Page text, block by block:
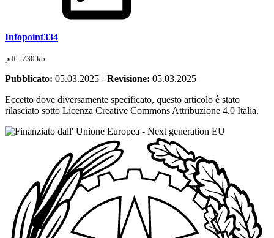
Infopoint334
pdf - 730 kb
Pubblicato: 05.03.2025 - Revisione: 05.03.2025
Eccetto dove diversamente specificato, questo articolo è stato
rilasciato sotto Licenza Creative Commons Attribuzione 4.0 Italia.